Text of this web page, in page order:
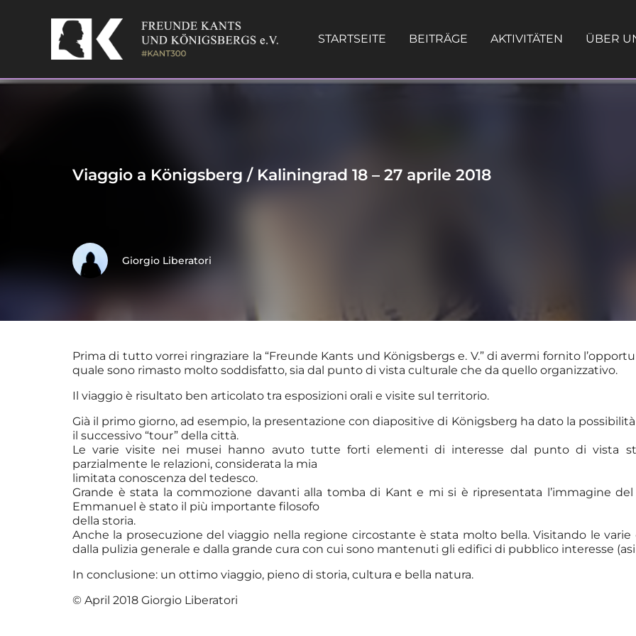
STARTSEITE BEITRÄGE AKTIVITÄTEN ÜBER
Viaggio a Königsberg / Kaliningrad 18 – 27 aprile 2018
Giorgio Liberatori
Prima di tutto vorrei ringraziare la “Freunde Kants und Königsbergs e. V.” di avermi fornito
quale sono rimasto molto soddisfatto, sia dal punto di vista culturale che da quello organizzativo.
Il viaggio è risultato ben articolato tra esposizioni orali e visite sul territorio.
Già il primo giorno, ad esempio, la presentazione con diapositive di Königsberg ha dato la
il successivo “tour” della città.
Le varie visite nei musei hanno avuto tutte forti elementi di interesse dal punto di vista
parzialmente le relazioni, considerata la mia
limitata conoscenza del tedesco.
Grande è stata la commozione davanti alla tomba di Kant e mi si è ripresentata l’immagine
Emmanuel è stato il più importante filosofo
della storia.
Anche la prosecuzione del viaggio nella regione circostante è stata molto bella. Visitando le
dalla pulizia generale e dalla grande cura con cui sono mantenuti gli edifici di pubblico interesse
In conclusione: un ottimo viaggio, pieno di storia, cultura e bella natura.
© April 2018 Giorgio Liberatori